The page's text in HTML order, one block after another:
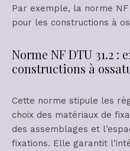
Par exemple, la norme
pour les constructions à
Norme NF DTU 31.2 :
constructions à
Cette norme stipule les
choix des matériaux de
des assemblages et
fixations. Elle garantit